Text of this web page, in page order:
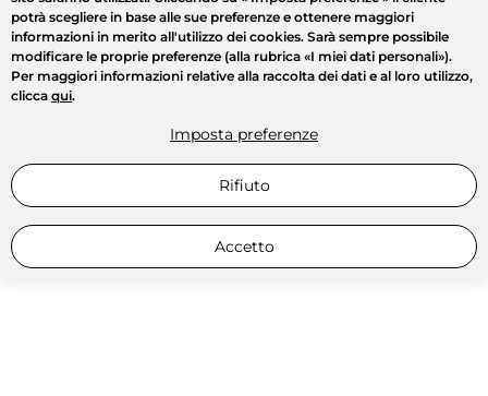
potrà scegliere in base alle sue preferenze e ottenere maggiori
informazioni in merito all'utilizzo dei cookies. Sarà sempre possibile
modificare le proprie preferenze (alla rubrica «I miei dati personali»).
Per maggiori informazioni relative alla raccolta dei dati e al loro utilizzo,
clicca qui.
Imposta preferenze
Rifiuto
Accetto